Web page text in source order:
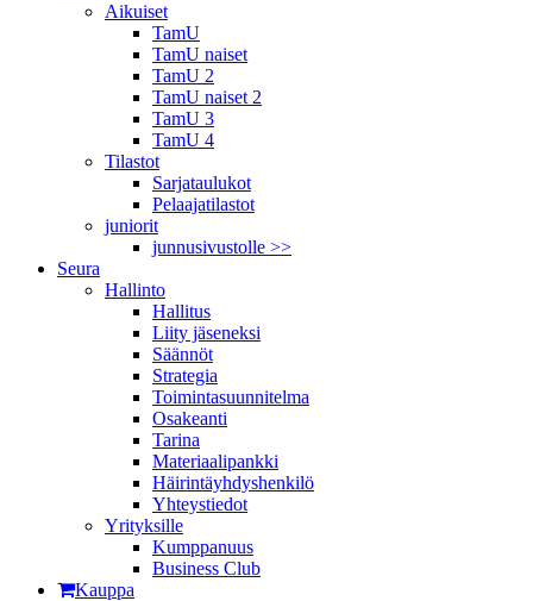
Aikuiset
TamU
TamU naiset
TamU 2
TamU naiset 2
TamU 3
TamU 4
Tilastot
Sarjataulukot
Pelaajatilastot
juniorit
junnusivustolle >>
Seura
Hallinto
Hallitus
Liity jäseneksi
Säännöt
Strategia
Toimintasuunnitelma
Osakeanti
Tarina
Materiaalipankki
Häirintä­yhdyshenkilö
Yhteystiedot
Yrityksille
Kumppanuus
Business Club
Kauppa